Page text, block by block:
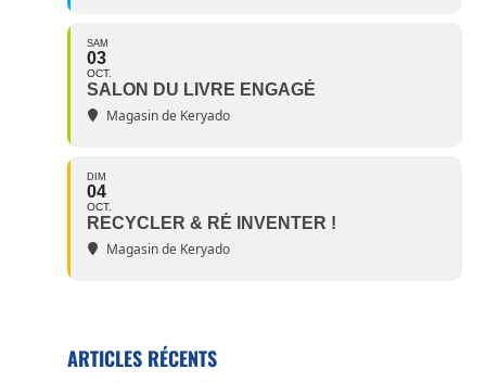
SAM
03
OCT.
SALON DU LIVRE ENGAGÉ
Magasin de Keryado
DIM
04
OCT.
RECYCLER & RÉ INVENTER !
Magasin de Keryado
ARTICLES RÉCENTS